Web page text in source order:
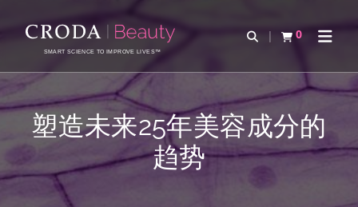
TO
CONTENT
TO
SMART SCIENCE TO IMPROVE LIVES™
Open Search
0
查看购物车Open
塑造未来25年美容成分的
趋势